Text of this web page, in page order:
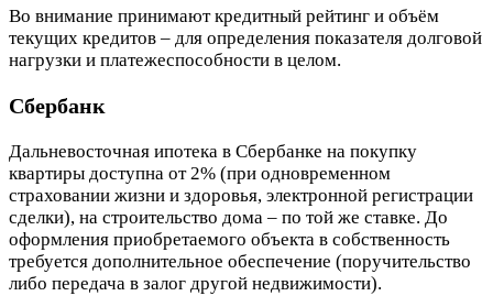
Во внимание принимают кредитный рейтинг и объём
текущих кредитов – для определения показателя долговой
нагрузки и платежеспособности в целом.
Сбербанк
Дальневосточная ипотека в Сбербанке на покупку
квартиры доступна от 2% (при одновременном
страховании жизни и здоровья, электронной регистрации
сделки), на строительство дома – по той же ставке. До
оформления приобретаемого объекта в собственность
требуется дополнительное обеспечение (поручительство
либо передача в залог другой недвижимости).